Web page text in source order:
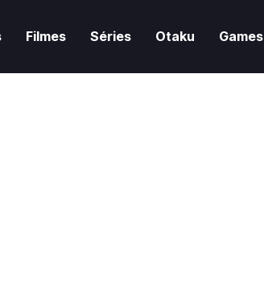
Filmes Séries Otaku Games